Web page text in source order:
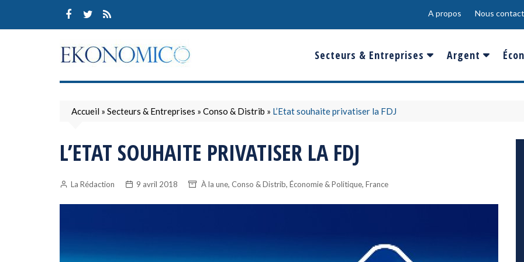
content
A propos Nous
Secteurs & Entreprises
Banques & Finances
Conso & Distrib
Environnement
Argent
Salaire
Accueil » Secteurs & Entreprises » Conso & Distrib » L’Etat souhaite privatiser la FDJ
L’ETAT SOUHAITE PRIVATISER LA FDJ
La Rédaction 9 avril 2018 À la une, Conso & Distrib, Économie & Politique, France